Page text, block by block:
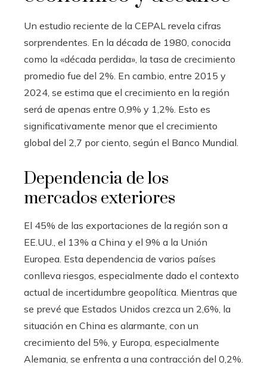
Un estudio reciente de la CEPAL revela cifras
sorprendentes. En la década de 1980, conocida
como la «década perdida», la tasa de crecimiento
promedio fue del 2%. En cambio, entre 2015 y
2024, se estima que el crecimiento en la región
será de apenas entre 0,9% y 1,2%. Esto es
significativamente menor que el crecimiento
global del 2,7 por ciento, según el Banco Mundial.
Dependencia de los
mercados exteriores
El 45% de las exportaciones de la región son a
EE.UU., el 13% a China y el 9% a la Unión
Europea. Esta dependencia de varios países
conlleva riesgos, especialmente dado el contexto
actual de incertidumbre geopolítica. Mientras que
se prevé que Estados Unidos crezca un 2,6%, la
situación en China es alarmante, con un
crecimiento del 5%, y Europa, especialmente
Alemania, se enfrenta a una contracción del 0,2%.